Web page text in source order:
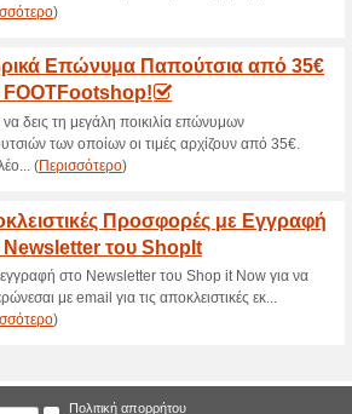
μας φέρνει
Έκπτωσης